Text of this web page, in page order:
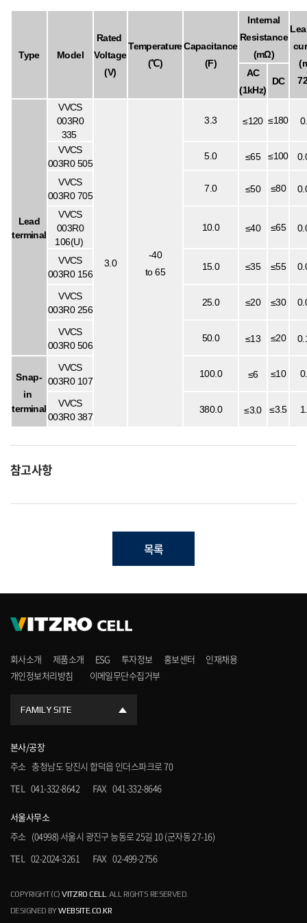
Type Model
Rated
Voltage
(V)
Temperature
(℃)
Capacitance
(F)
Internal
Resistance
(mΩ)
AC
(1kHz)
DC
Lead
terminal
VVCS
003R0
335
3.0
-40
to 65
3.3 ≤120 ≤180
VVCS
003R0 505
5.0 ≤65 ≤100
VVCS
003R0 705
7.0 ≤50 ≤80
VVCS
003R0
106(U)
10.0 ≤40 ≤65
VVCS
003R0 156
15.0 ≤35 ≤55
VVCS
003R0 256
25.0 ≤20 ≤30
VVCS
003R0 506
50.0 ≤13 ≤20
Snap-
in
terminal
VVCS
003R0 107
100.0 ≤6 ≤10
VVCS
003R0 387
380.0 ≤3.0 ≤3.5
참고사항
목록
회사소개 제품소개 ESG 투자정보 홍보센터
인재채용
개인정보처리방침
이메일무단수집거부
FAMILY SITE
본사/공장
주소 충청남도 당진시 합덕읍 인더스파크로 70
TEL
041-332-8642 FAX 041-332-8646
서울사무소
주소 (04998) 서울시 광진구 능동로 25길 10 (군자동 27-16)
TEL
02-2024-3261 FAX 02-499-2756
COPYRIGHT (C)VITZRO CELL . ALL RIGHTS RESERVED.
DESIGNED BYWEBSITE.CO.KR